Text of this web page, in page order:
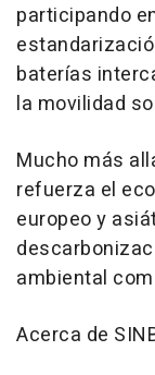
participando
baterías
la movilidad
Mucho más
refuerza el
europeo y
ambiental
Acerca de